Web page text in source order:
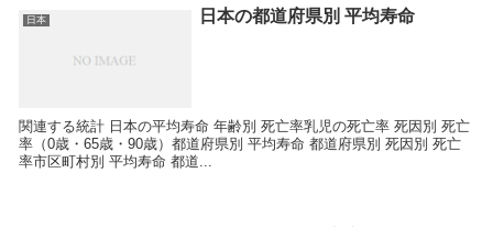
日本 日本の都道府県別 平均寿命
関連する統計 日本の平均寿命 年齢別 死亡率乳児の死亡率 死因別 死亡
率（0歳・65歳・90歳）都道府県別 平均寿命 都道府県別 死因別 死亡
率市区町村別 平均寿命 都道...